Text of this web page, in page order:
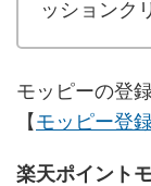
ッションク
モッピーの登
【モッピー登
楽天ポイント